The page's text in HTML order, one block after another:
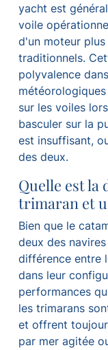
yacht est
voile
d'un moteur
traditionnels.
polyvalence
sur les voiles
basculer sur la
est insuffisant,
des deux.
Quelle est la
trimaran et
Bien que le
deux des
différence entre
dans leur
performances
les trimarans
et offrent
par mer agitée